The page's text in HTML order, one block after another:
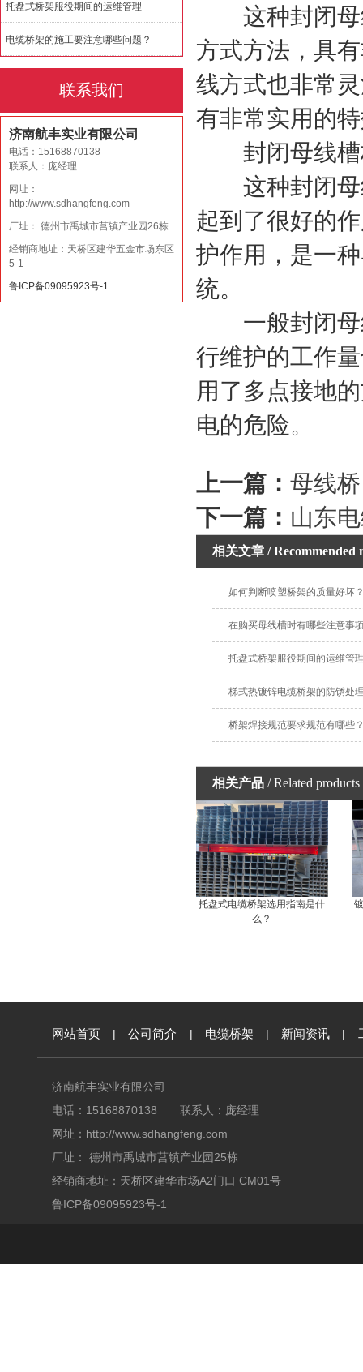
托盘式桥架服役期间的运维管理
电缆桥架的施工要注意哪些问题？
联系我们
济南航丰实业有限公司
电话：15168870138
联系人：庞经理
网址：
http://www.sdhangfeng.com
厂址： 德州市禹城市莒镇产业园26栋
经销商地址：天桥区建华五金市场东区
5-1
鲁ICP备09095923号-1
这种封闭母
方式方法，具
线方式也非常
有非常实用的
封闭母线槽
这种封闭母
起到了很好的
护作用，是一
统。
一般封闭母
行维护的工作
用了多点接地
电的危险。
上一篇： 母线桥
下一篇： 山东
相关文章 / Recommended
如何判断喷塑桥架的质量好坏
在购买母线槽时有哪些注意事
托盘式桥架服役期间的运维管
梯式热镀锌电缆桥架的防锈处
桥架焊接规范要求规范有哪些
相关产品 / Related products
托盘式电缆桥架选用指南是什
么？
网站首页 | 公司简介 | 电缆桥架 | 新闻资讯 |
济南航丰实业有限公司
电话：15168870138 联系人：庞经理
网址： http://www.sdhangfeng.com
厂址： 德州市禹城市莒镇产业园25栋
经销商地址：天桥区建华市场A2门口 CM01号
鲁ICP备09095923号-1